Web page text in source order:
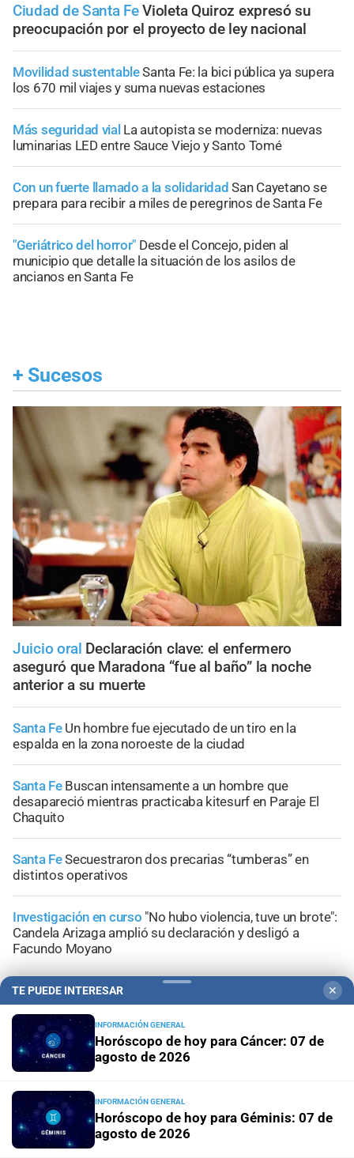
Ciudad de Santa Fe Violeta Quiroz expresó su
preocupación por el proyecto de ley nacional
Movilidad sustentableSanta Fe: la bici pública ya supera
los 670 mil viajes y suma nuevas estaciones
Más seguridad vial La autopista se moderniza: nuevas
luminarias LED entre Sauce Viejo y Santo Tomé
Con un fuerte llamado a la solidaridad San Cayetano se
prepara para recibir a miles de peregrinos de Santa Fe
"Geriátrico del horror" Desde el Concejo, piden al
municipio que detalle la situación de los asilos de
ancianos en Santa Fe
+ Sucesos
Juicio oral Declaración clave: el enfermero
aseguró que Maradona “fue al baño” la noche
anterior a su muerte
Santa Fe Un hombre fue ejecutado de un tiro en la
espalda en la zona noroeste de la ciudad
Santa Fe Buscan intensamente a un hombre que
desapareció mientras practicaba kitesurf en Paraje El
Chaquito
Santa FeSecuestraron dos precarias “tumberas” en
distintos operativos
Investigación en curso "No hubo violencia, tuve un brote":
Candela Arizaga amplió su declaración y desligó a
Facundo Moyano
+Información General
TE PUEDE INTERESAR ✕
INFORMACIÓN GENERAL
Horóscopo de hoy para Cáncer: 07 de
agosto de 2026
INFORMACIÓN GENERAL
Horóscopo de hoy para Géminis: 07 de
agosto de 2026